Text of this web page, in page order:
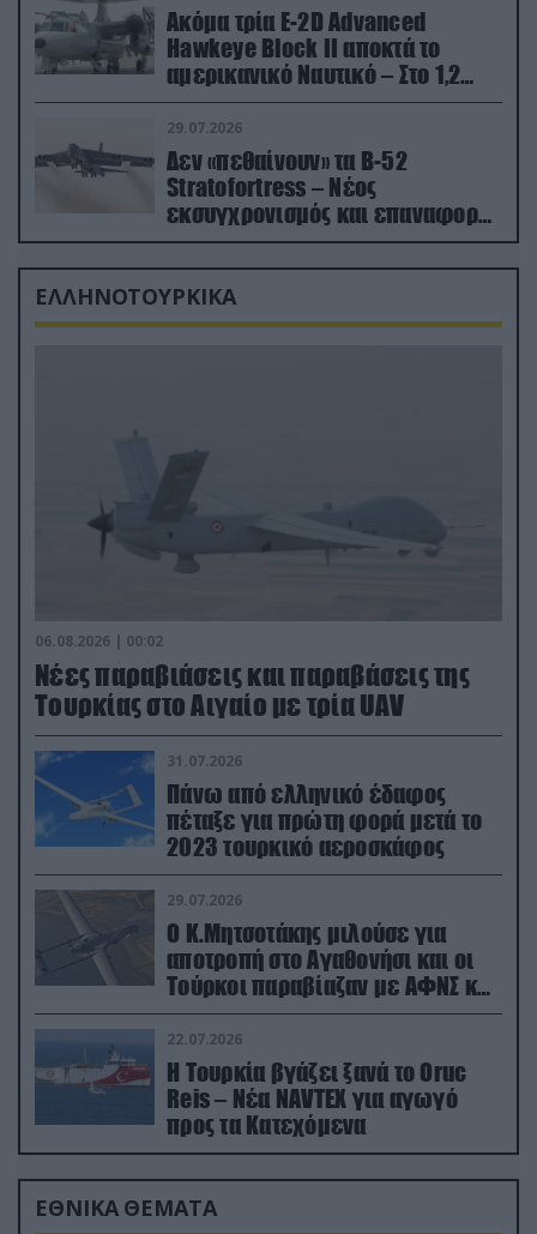
Ακόμα τρία E-2D Advanced
Hawkeye Block II αποκτά το
αμερικανικό Ναυτικό – Στο 1,2
δισ.δολάρια το κόστος
29.07.2026
Δεν «πεθαίνουν» τα Β-52
Stratofortress – Νέος
εκσυγχρονισμός και επαναφορά
από τα «νεκροταφεία»
ΕΛΛΗΝΟΤΟΥΡΚΙΚΑ
06.08.2026 | 00:02
Νέες παραβιάσεις και παραβάσεις της
Τουρκίας στο Αιγαίο με τρία UAV
31.07.2026
Πάνω από ελληνικό έδαφος
πέταξε για πρώτη φορά μετά το
2023 τουρκικό αεροσκάφος
29.07.2026
Ο Κ.Μητσοτάκης μιλούσε για
αποτροπή στο Αγαθονήσι και οι
Τούρκοι παραβίαζαν με ΑΦΝΣ και
drone
22.07.2026
Η Τουρκία βγάζει ξανά το Oruc
Reis – Νέα NAVTEX για αγωγό
προς τα Κατεχόμενα
ΕΘΝΙΚΑ ΘΕΜΑΤΑ